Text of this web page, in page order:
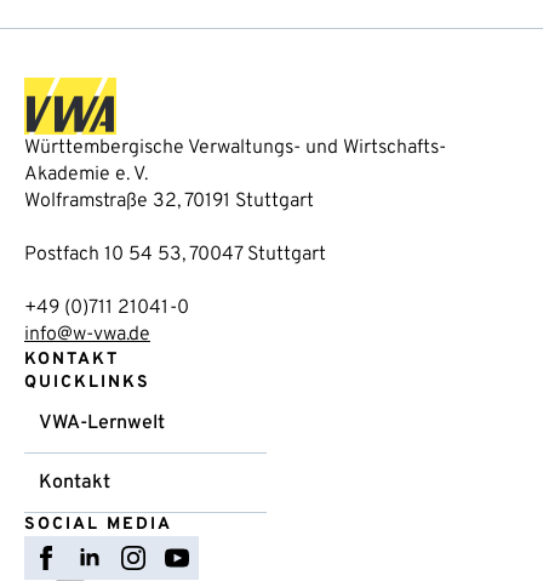
Württembergische Verwaltungs- und Wirtschafts-
Akademie e. V.
Wolframstraße 32, 70191 Stuttgart
Postfach 10 54 53, 70047 Stuttgart
+49 (0)711 21041-0
info@w-vwa.de
KONTAKT
QUICKLINKS
VWA-Lernwelt
Kontakt
SOCIAL MEDIA